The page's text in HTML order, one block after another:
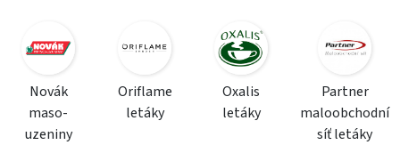
Novák
maso-
uzeniny
Oriflame
letáky
Oxalis
letáky
Partner
maloobchodní
síť letáky